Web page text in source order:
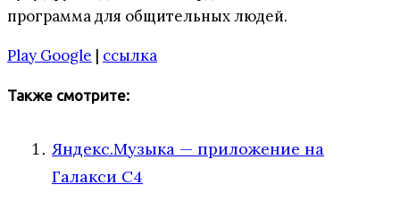
программа для общительных людей.
Play Google | ссылка
Также смотрите:
Яндекс.Музыка — приложение на
Галакси С4